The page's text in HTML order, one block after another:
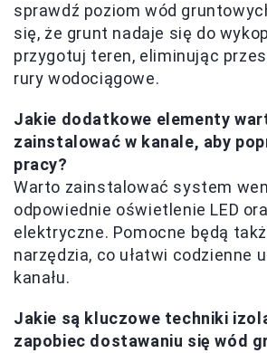
sprawdź poziom wód
się, że grunt nadaje się do
przygotuj teren, eliminując
rury wodociągowe.
Jakie dodatkowe elementy
zainstalować w kanale, aby
pracy?
Warto zainstalować system
odpowiednie oświetlenie LED
elektryczne. Pomocne będą
narzędzia, co ułatwi codzienne
kanału.
Jakie są kluczowe techniki
zapobiec dostawaniu się wód